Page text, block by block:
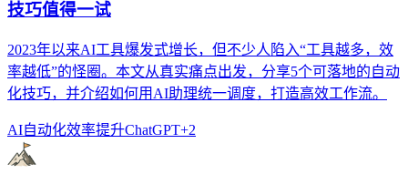
技巧值得一试
2023年以来AI工具爆发式增长，但不少人陷入“工具越多，效
率越低”的怪圈。本文从真实痛点出发，分享5个可落地的自动
化技巧，并介绍如何用AI助理统一调度，打造高效工作流。
AI自动化效率提升ChatGPT+2